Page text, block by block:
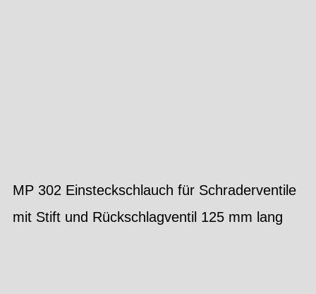
MP 302 Einsteckschlauch für Schraderventile
mit Stift und Rückschlagventil 125 mm lang